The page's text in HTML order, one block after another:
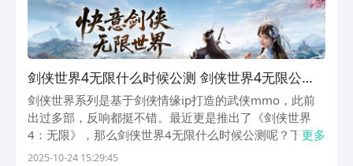
剑侠世界4无限什么时候公测 剑侠世界4无限公测
时间盘点
剑侠世界系列是基于剑侠情缘ip打造的武侠mmo，此前
出过多部，反响都挺不错。最近更是推出了《剑侠世界
4：无限》，那么剑侠世界4无限什么时候公测呢？下面便
给大家带来关于该作的最新动态，也大致介绍下剑侠世界
更多
2025-10-24 15:29:45